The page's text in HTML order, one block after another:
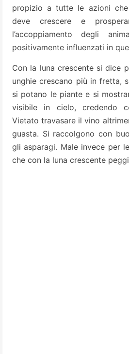
propizio a tutte le azioni
deve crescere e
l’accoppiamento degli
positivamente influenzati in
Con la luna crescente si dice
unghie crescano più in fretta,
si potano le piante e si
visibile in cielo, credendo
Vietato travasare il vino
guasta. Si raccolgono con
gli asparagi. Male invece per
che con la luna crescente